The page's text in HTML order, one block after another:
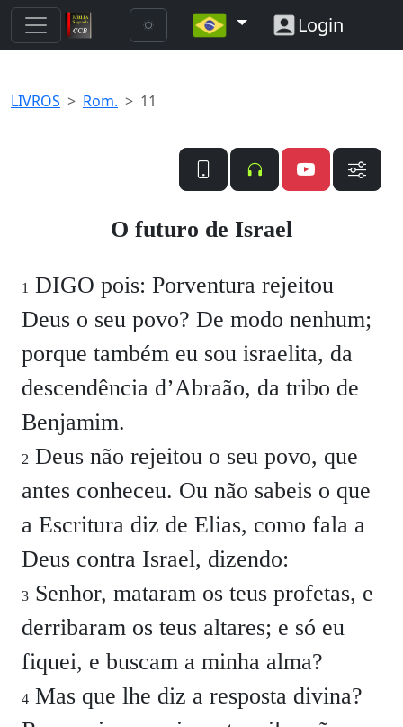
Login
LIVROS Rom. 11
O futuro de Israel
1 DIGO pois: Porventura rejeitou
Deus o seu povo? De modo nenhum;
porque também eu sou israelita, da
descendência d’Abraão, da tribo de
Benjamim.
2 Deus não rejeitou o seu povo, que
antes conheceu. Ou não sabeis o que
a Escritura diz de Elias, como fala a
Deus contra Israel, dizendo:
3 Senhor, mataram os teus profetas, e
derribaram os teus altares; e só eu
fiquei, e buscam a minha alma?
4 Mas que lhe diz a resposta divina?